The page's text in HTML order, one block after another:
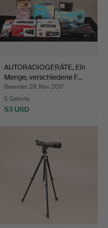
AUTORADIOGERÄTE, Ein
Menge, verschiedene F…
Beendet 29. Nov 2017
5 Gebote
53 USD